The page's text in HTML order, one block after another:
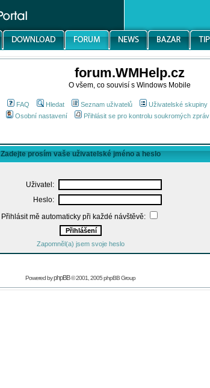
forum.WMHelp.cz
O všem, co souvisí s Windows Mobile
FAQ Hledat Seznam uživatelů Uživatelské skupiny
Osobní nastavení
Přihlásit se pro kontrolu soukromých zpráv
Zadejte prosím vaše uživatelské jméno a heslo
Uživatel:
Heslo:
Přihlásit mě automaticky při každé návštěvě:
Zapomněl(a) jsem svoje heslo
Powered byphpBB© 2001, 2005 phpBB Group